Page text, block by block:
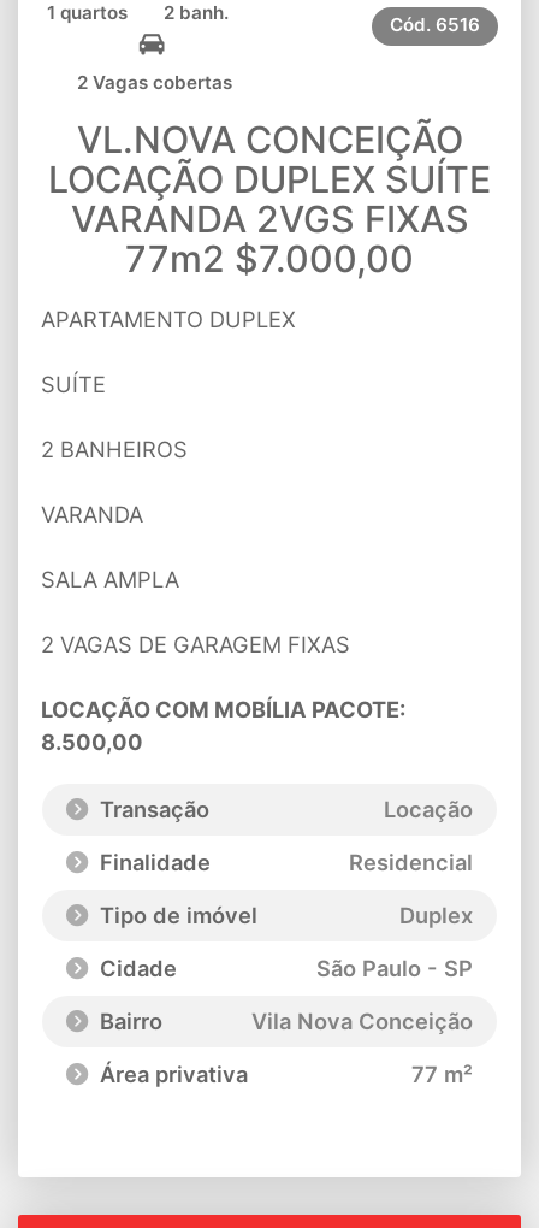
1 quartos 2 banh.
2 Vagas cobertas
Cód. 6516
VL.NOVA CONCEIÇÃO
LOCAÇÃO DUPLEX SUÍTE
VARANDA 2VGS FIXAS
77m2 $7.000,00
APARTAMENTO DUPLEX
SUÍTE
2 BANHEIROS
VARANDA
SALA AMPLA
2 VAGAS DE GARAGEM FIXAS
LOCAÇÃO COM MOBÍLIA PACOTE:
8.500,00
Transação
Locação
Finalidade
Residencial
Tipo de imóvel
Duplex
Cidade
São Paulo - SP
Bairro
Vila Nova Conceição
Área privativa
77 m²